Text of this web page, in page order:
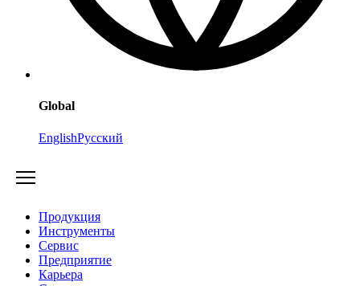
Global
EnglishРусский
Продукция
Инструменты
Сервис
Предприятие
Карьера